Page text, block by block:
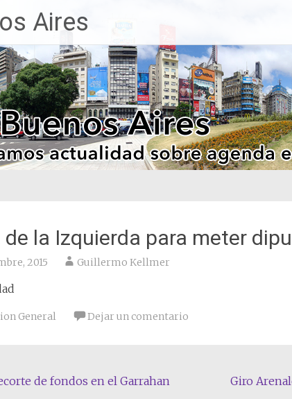
Aires
de la Izquierda para meter
2015 Guillermo Kellmer
General Dejar un comentario
de fondos en el Garrahan
Giro